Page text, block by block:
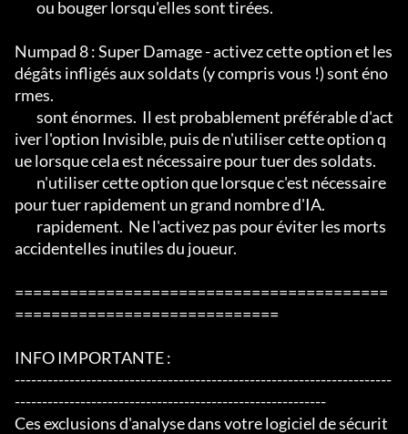
Numpad 8 : Super Damage - activez cette option et les
dégâts infligés aux soldats (y compris vous !) sont éno
rmes.
iver l'option Invisible, puis de n'utiliser cette option q
ue lorsque cela est nécessaire pour tuer des soldats.
pour tuer rapidement un grand nombre d'IA.
accidentelles inutiles du joueur.
=========================================
=============================
INFO IMPORTANTE :
---------------------------------------------------------------------
---------------------------------------------------------
Ces exclusions d'analyse dans votre logiciel de sécurit